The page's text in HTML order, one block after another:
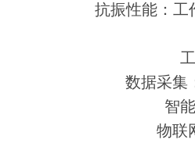
抗振性能：工
数据采集
智
物联